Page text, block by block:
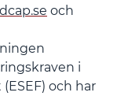
och
i
och har